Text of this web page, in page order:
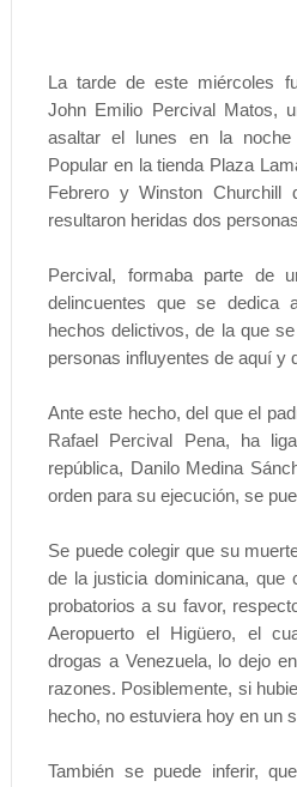
La tarde de este miércoles
John Emilio Percival Matos,
asaltar el lunes en la
Popular en la tienda Plaza
Febrero y Winston Churchill
resultaron heridas dos
Percival, formaba parte de
delincuentes que se dedica
hechos delictivos, de la que
personas influyentes de aquí y
Ante este hecho, del que el
Rafael Percival Pena, ha
república, Danilo Medina
orden para su ejecución, se
Se puede colegir que su
de la justicia dominicana, que
probatorios a su favor,
Aeropuerto el Higüero, el
drogas a Venezuela, lo dejo
razones. Posiblemente, si
hecho, no estuviera hoy en un
También se puede inferir,